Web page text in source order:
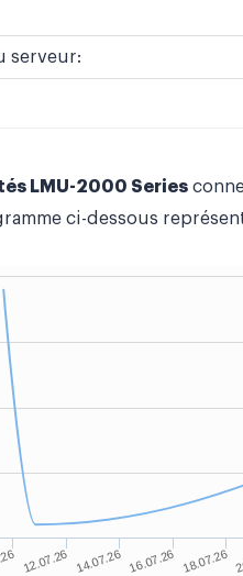
serveur:
LMU-2000 Series
ci-dessous